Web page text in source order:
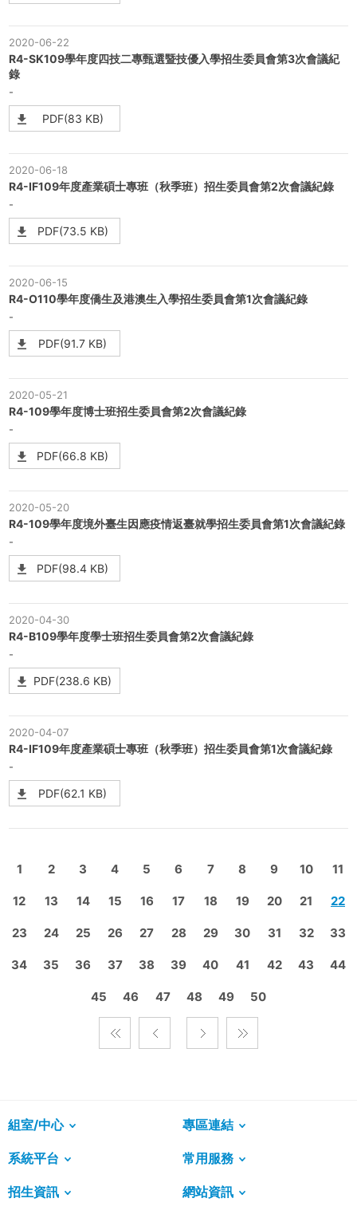
2020-06-22
R4-SK109學年度四技二專甄選暨技優入學招生委員會第3次會議紀
錄
-
PDF(83 KB)
2020-06-18
R4-IF109年度產業碩士專班（秋季班）招生委員會第2次會議紀錄
-
PDF(73.5 KB)
2020-06-15
R4-O110學年度僑生及港澳生入學招生委員會第1次會議紀錄
-
PDF(91.7 KB)
2020-05-21
R4-109學年度博士班招生委員會第2次會議紀錄
-
PDF(66.8 KB)
2020-05-20
R4-109學年度境外臺生因應疫情返臺就學招生委員會第1次會議紀錄
-
PDF(98.4 KB)
2020-04-30
R4-B109學年度學士班招生委員會第2次會議紀錄
-
PDF(238.6 KB)
2020-04-07
R4-IF109年度產業碩士專班（秋季班）招生委員會第1次會議紀錄
-
PDF(62.1 KB)
1 2 3 4 5 6 7 8 9 10 11
12 13 14 15 16 17 18 19 20 21 22
23 24 25 26 27 28 29 30 31 32 33
34 35 36 37 38 39 40 41 42 43 44
45 46 47 48 49 50
組室/中心 專區連結
系統平台 常用服務
招生資訊 網站資訊